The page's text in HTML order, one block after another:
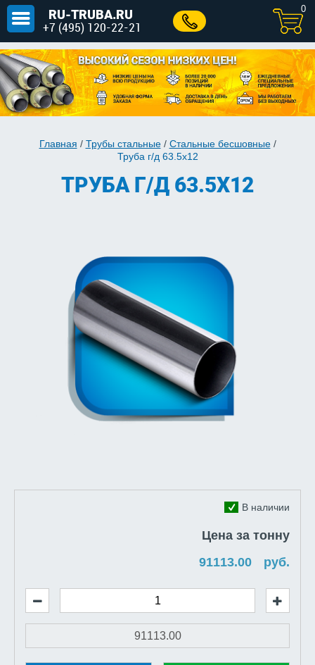
RU-TRUBA.RU
+7 (495) 120-22-21
0
Главная / Трубы стальные/ Стальные бесшовные/
Труба г/д 63.5x12
ТРУБА Г/Д 63.5X12
В наличии
Цена за тонну
руб.